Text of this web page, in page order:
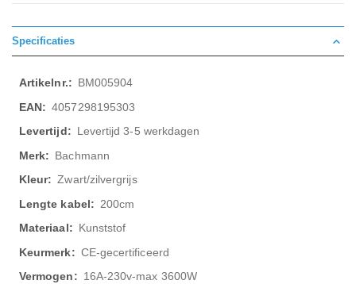
Specificaties
Meer
informatie
BM005904
4057298195303
Levertijd 3-5 werkdagen
Bachmann
Zwart/zilvergrijs
200cm
Kunststof
CE-gecertificeerd
16A-230v-max 3600W